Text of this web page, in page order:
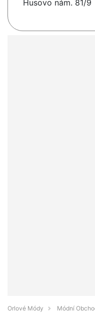
Husovo nám. 81/9
Orlové Módy
Módní